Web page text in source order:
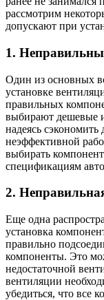
рассмотрим
допускают при
1.
Один из основных
установке
правильных
выбирают дешевые
надеясь
неэффективной
выбирать
спецификациям
2.
Еще одна
установка
правильно
компоненты. Это
недостаточной
вентиляции
убедиться, что все